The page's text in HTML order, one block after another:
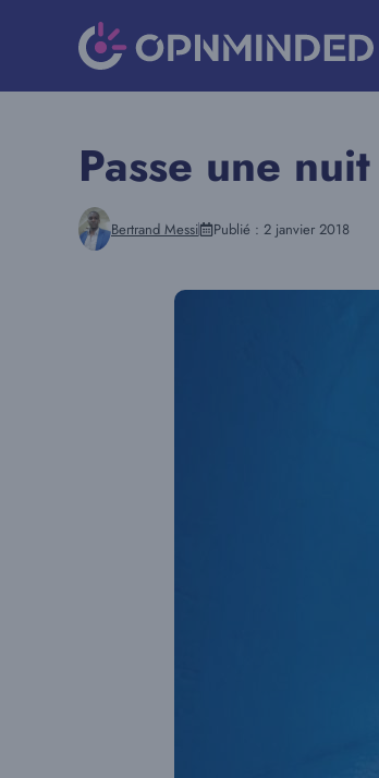
Passe une
Bertrand Messi Publié : 2 janvier 2018